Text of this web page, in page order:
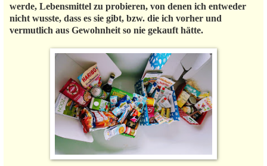
werde, Lebensmittel zu probieren, von denen ich entweder
nicht wusste, dass es sie gibt, bzw. die ich vorher und
vermutlich aus Gewohnheit so nie gekauft hätte.